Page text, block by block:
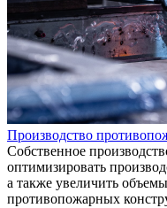
Производство
Собственное
оптимизировать
а также увеличить
противопожарных